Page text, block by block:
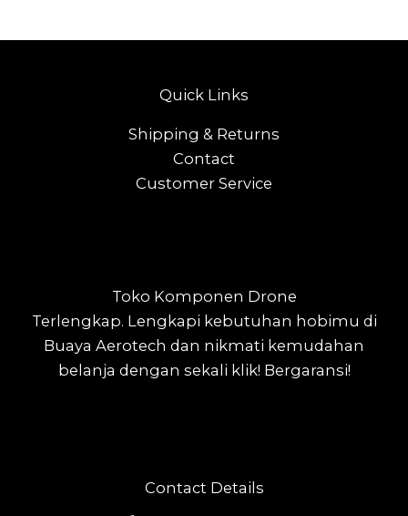
Contact Details
Toko Komponen Drone
Terlengkap. Lengkapi kebutuhan hobimu di
Buaya Aerotech dan nikmati kemudahan
belanja dengan sekali klik! Bergaransi!
Quick Links
Shipping & Returns
Contact
Customer Service